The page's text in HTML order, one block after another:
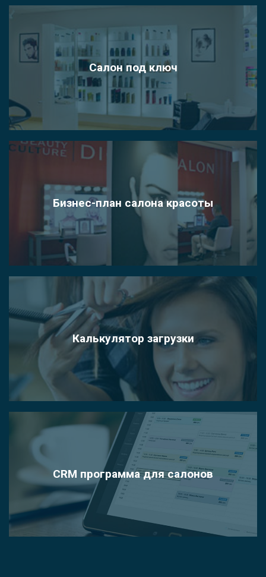
Салон под ключ
Бизнес-план салона красоты
Калькулятор загрузки
CRM программа для салонов